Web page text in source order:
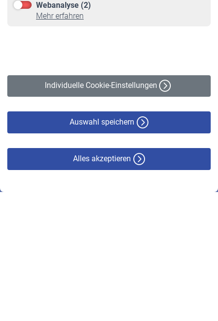
Webanalyse (2)
Mehr erfahren
Individuelle Cookie-Einstellungen
Auswahl speichern
Alles akzeptieren
Online-Rechner
VBLnewsletter
Erklärung zur Barrierefreiheit
© VBL 2026